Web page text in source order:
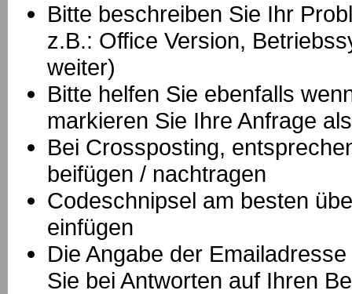
Bitte beschreiben Sie Ihr
z.B.: Office Version,
weiter)
Bitte helfen Sie ebenfalls
markieren Sie Ihre Anfrage
Bei Crossposting,
beifügen / nachtragen
Codeschnipsel am besten
einfügen
Die Angabe der
Sie bei Antworten auf Ihren